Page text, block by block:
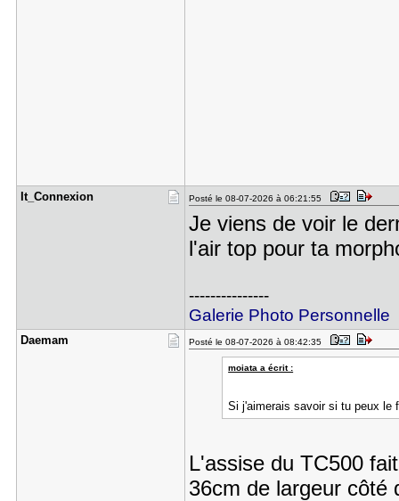
It_Connexi​on Posté le 08-07-2026 à 06:21:55
Je viens de voir le
l'air top pour ta
---------------
Galerie Photo Personnelle
Daemam Posté le 08-07-2026 à 08:42:35
moiata a écrit :
Si j'aimerais savoir si tu peux le
L'assise du TC500
36cm de largeur côté